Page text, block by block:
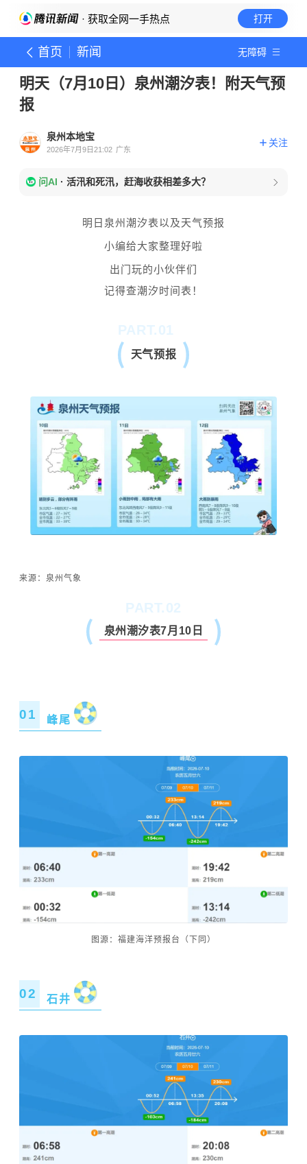
· 获取全网一手热点 打开
首页 新闻 无障碍
明天（7月10日）泉州潮汐表！附天气预
报
泉州本地宝
2026年7月9日21:02 广东
关注
问AI · 活汛和死汛，赶海收获相差多大？
明日泉州潮汐表以及天气预报
小编给大家整理好啦
出门玩的小伙伴们
记得查潮汐时间表！
PART.01
天气预报
来源：泉州气象
PART.02
泉州潮汐表7月10日
01 峰尾
图源：福建海洋预报台（下同）
02 石井